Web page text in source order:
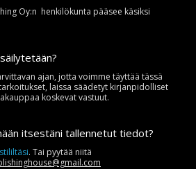
Oy:n henkilökunta pääsee käsiksi
ajan, jotta voimme täyttää tässä
laissa säädetyt kirjanpidolliset
koskevat vastuut.
itsestäni tallennetut tiedot?
. Tai pyytää niitä